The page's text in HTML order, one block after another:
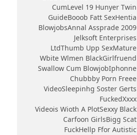
CumLevel 19 Hunyer Twin
GuideBooob Fatt SexHentia
BlowjobsAnnal Assprade 2009
Jelksoft Enterprises
LtdThumb Upp SexMature
Wbite Wlmen BlackGirlfruend
Swallow Cum BlowjobIphonne
Chubbby Porn Freee
VideoSleepinhg Soster Gerts
FuckedXxxx
Videois Wioth A PlotSexxy Black
Carfoon GirlsBigg Scat
FuckHellp Ffor Autistic